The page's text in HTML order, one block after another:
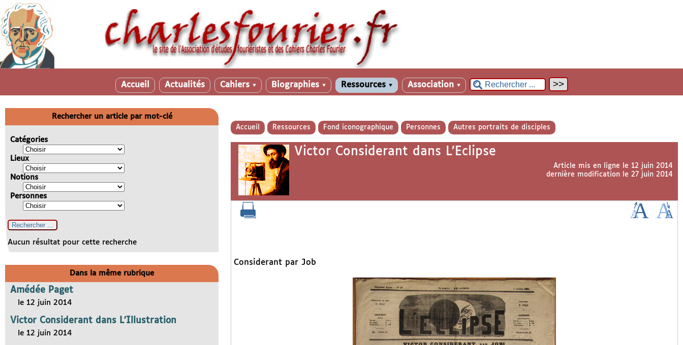
Accueil Actualités Cahiers ▼ Biographies ▼ Ressources ▼ Association ▼
Accueil Ressources Fond iconographique Personnes Autres portraits de disciples
Victor Considerant dans L’Eclipse
Article mis en ligne le 12 juin 2014
dernière modification le 27 juin 2014
Considerant par Job
Rechercher un article par mot-clé
Catégories
Lieux
Notions
Personnes
Aucun résultat pour cette recherche
Dans la même rubrique
Amédée Paget
le 12 juin 2014
Victor Considerant dans L’Illustration
le 12 juin 2014